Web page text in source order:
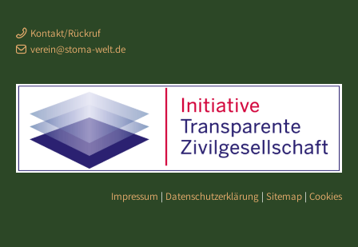
Kontakt/Rückruf
verein@stoma-welt.de
Impressum | Datenschutzerklärung | Sitemap | Cookies